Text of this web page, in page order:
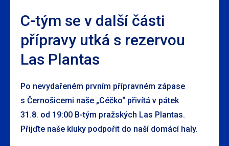
C-tým se v další části
přípravy utká s rezervou
Las Plantas
Po nevydařeném prvním přípravném zápase
s Černošicemi naše „Céčko“ přivítá v pátek
31.8. od 19:00 B-tým pražských Las Plantas.
Přijďte naše kluky podpořit do naší domácí haly.